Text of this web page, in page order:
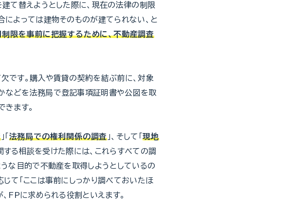
て替えようとした際に、現在の法律の制限
によっては建物そのものが建てられない、と
限を事前に把握するために、不動産調査
です。購入や賃貸の契約を結ぶ前に、対象
などを法務局で登記事項証明書や公図を取
ます。
」「 法務局での権利関係の調査 」、そして「現地
る相談を受けた際には、これらすべての調
な目的で不動産を取得しようとしているの
て「ここは事前にしっかり調べておいたほ
FPに求められる役割といえます。